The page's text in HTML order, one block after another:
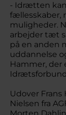
- Idrætten
fællesskaber,
muligheder.
arbejder tæt
på en anden
uddannelse
Hammer,
Udover
Nielsen fra